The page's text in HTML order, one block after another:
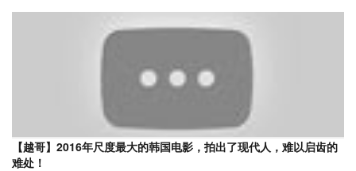
【越哥】2016年尺度最大的韩国电影，拍出了现代人，难以启齿的
难处！